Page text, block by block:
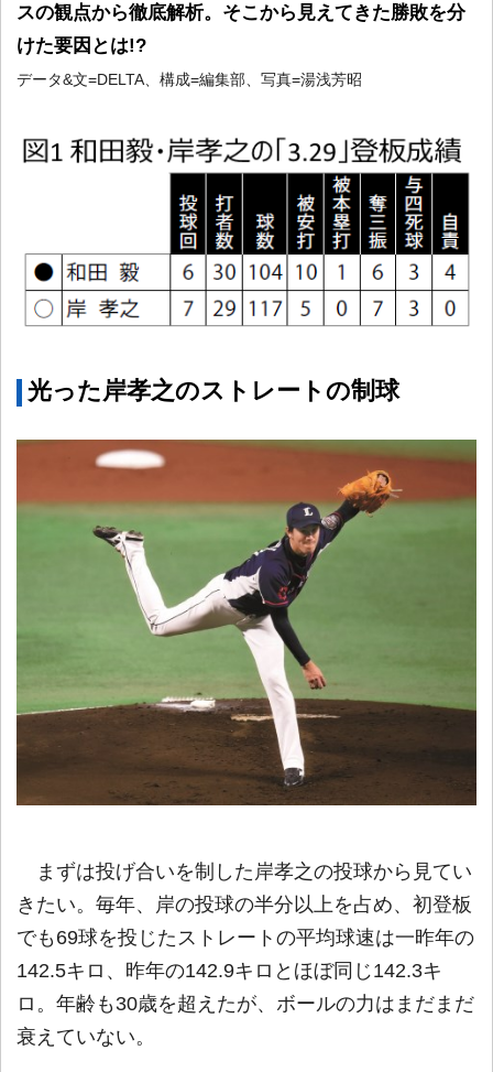
スの観点から徹底解析。そこから見えてきた勝敗を分
けた要因とは!?
データ&文=DELTA、構成=編集部、写真=湯浅芳昭
光った岸孝之のストレートの制球
まずは投げ合いを制した岸孝之の投球から見てい
きたい。毎年、岸の投球の半分以上を占め、初登板
でも69球を投じたストレートの平均球速は一昨年の
142.5キロ、昨年の142.9キロとほぼ同じ142.3キ
ロ。年齢も30歳を超えたが、ボールの力はまだまだ
衰えていない。